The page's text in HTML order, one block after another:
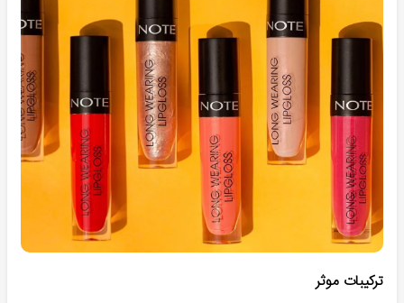
ترکیبات موثر